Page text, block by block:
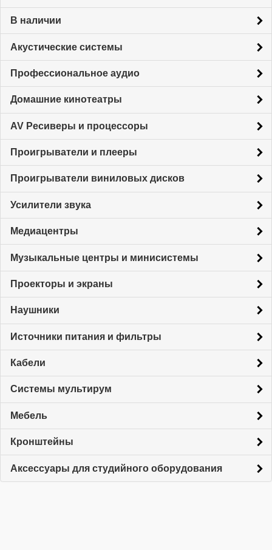
В наличии
Акустические системы
Профессиональное аудио
Домашние кинотеатры
AV Ресиверы и процессоры
Проигрыватели и плееры
Проигрыватели виниловых дисков
Усилители звука
Медиацентры
Музыкальные центры и минисистемы
Проекторы и экраны
Наушники
Источники питания и фильтры
Кабели
Системы мультирум
Мебель
Кронштейны
Аксессуары для студийного оборудования